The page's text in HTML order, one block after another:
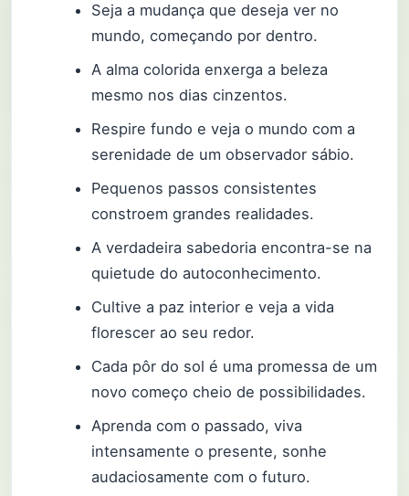
Seja a mudança que deseja ver no
mundo, começando por dentro.
A alma colorida enxerga a beleza
mesmo nos dias cinzentos.
Respire fundo e veja o mundo com a
serenidade de um observador sábio.
Pequenos passos consistentes
constroem grandes realidades.
A verdadeira sabedoria encontra-se na
quietude do autoconhecimento.
Cultive a paz interior e veja a vida
florescer ao seu redor.
Cada pôr do sol é uma promessa de um
novo começo cheio de possibilidades.
Aprenda com o passado, viva
intensamente o presente, sonhe
audaciosamente com o futuro.